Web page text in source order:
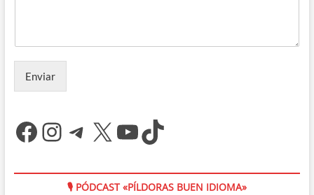
Enviar
Facebook
Instagram
Telegram
X YouTube
TikTok
🎙 PÓDCAST «PÍLDORAS BUEN IDIOMA»